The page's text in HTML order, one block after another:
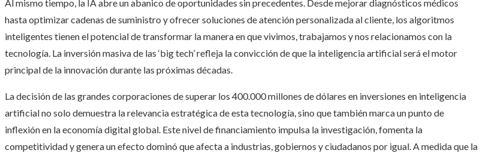
Al mismo tiempo, la IA abre un abanico de oportunidades sin precedentes. Desde mejorar diagnósticos médicos
hasta optimizar cadenas de suministro y ofrecer soluciones de atención personalizada al cliente, los algoritmos
inteligentes tienen el potencial de transformar la manera en que vivimos, trabajamos y nos relacionamos con la
tecnología. La inversión masiva de las ‘big tech’ refleja la convicción de que la inteligencia artificial será el motor
principal de la innovación durante las próximas décadas.
La decisión de las grandes corporaciones de superar los 400.000 millones de dólares en inversiones en inteligencia
artificial no solo demuestra la relevancia estratégica de esta tecnología, sino que también marca un punto de
inflexión en la economía digital global. Este nivel de financiamiento impulsa la investigación, fomenta la
competitividad y genera un efecto dominó que afecta a industrias, gobiernos y ciudadanos por igual. A medida que la